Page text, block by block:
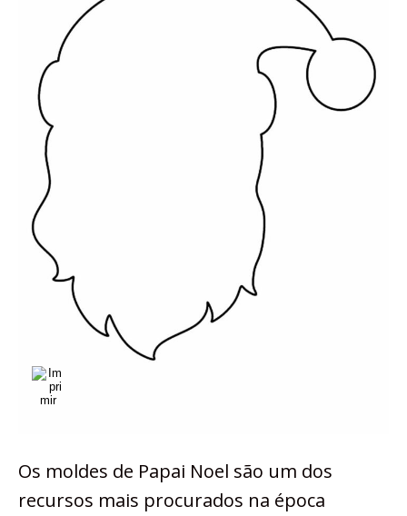
Os moldes de Papai Noel são um dos
recursos mais procurados na época